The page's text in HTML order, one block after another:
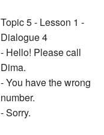
Topic 5 - Lesson 1 -
Dialogue 4
- Hello! Please call
Dima.
- You have the wrong
number.
- Sorry.